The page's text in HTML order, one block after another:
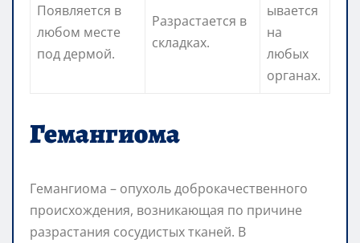
Появляется в
любом месте
под дермой.
Разрастается в
складках.
ывается
на
любых
органах.
Гемангиома
Гемангиома – опухоль доброкачественного
происхождения, возникающая по причине
разрастания сосудистых тканей. В